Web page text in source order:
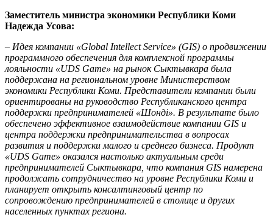
Заместитель министра экономики Республики Коми
Надежда Усова:
– Идея компании «Global Intellect Service» (GIS) о продвижении
программного обеспечения для комплексной программы
лояльности «UDS Game» на рынок Сыктывкара была
поддержана на региональном уровне Министерством
экономики Республики Коми. Представители компании были
ориентированы на руководство Республиканского центра
поддержки предпринимателей «Шондi». В результате было
обеспечено эффективное взаимодействие компании GIS и
центра поддержки предпринимательства в вопросах
развития и поддержки малого и среднего бизнеса. Продукт
«UDS Game» оказался настолько актуальным среди
предпринимателей Сыктывкара, что компания GIS намерена
продолжать сотрудничество на уровне Республики Коми и
планирует открыть консалтинговый центр по
сопровождению предпринимателей в столице и других
населенных пунктах региона.